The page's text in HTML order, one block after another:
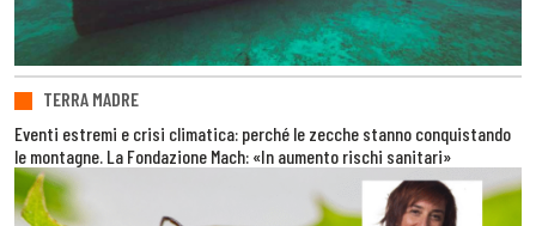
TERRA MADRE
Eventi estremi e crisi climatica: perché le zecche stanno conquistando
le montagne. La Fondazione Mach: «In aumento rischi sanitari»